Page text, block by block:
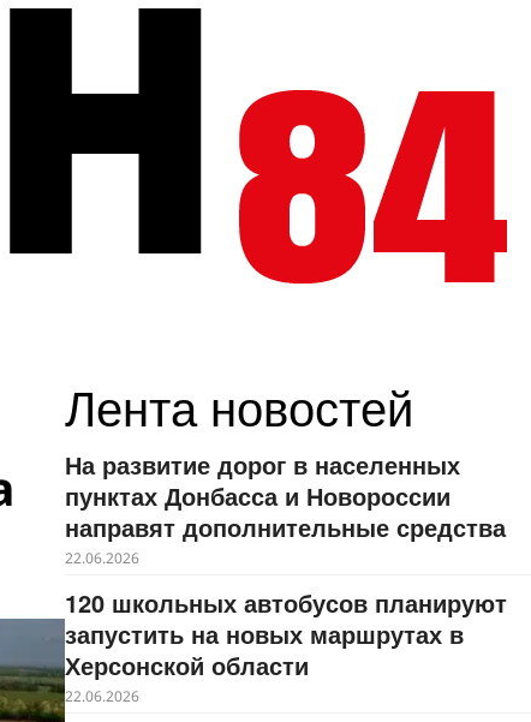
Лента новостей
На развитие дорог в населенных
пунктах Донбасса и Новороссии
направят дополнительные средства
22.06.2026
120 школьных автобусов планируют
запустить на новых маршрутах в
Херсонской области
22.06.2026